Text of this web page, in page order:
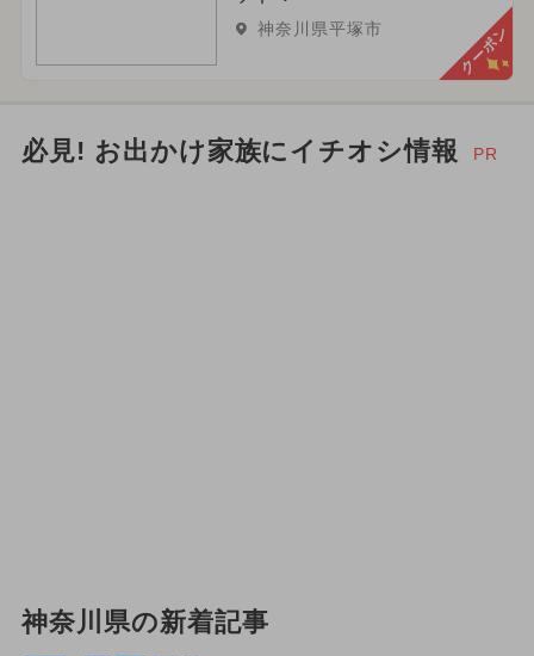
神奈川県平塚市 クーポン
必見! お出かけ家族にイチオシ情報 PR
神奈川県の新着記事